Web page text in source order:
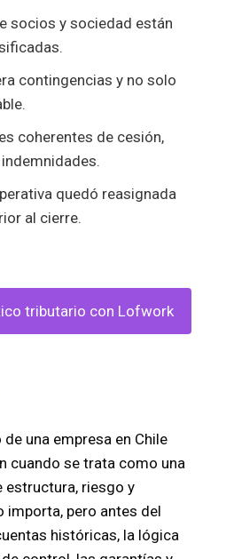
socios y sociedad están
contingencias y no solo
coherentes de cesión,
quedó reasignada
al cierre.
tributario con Lofwork
una empresa en Chile
cuando se trata como una
estructura, riesgo y
importa, pero antes del
históricas, la lógica